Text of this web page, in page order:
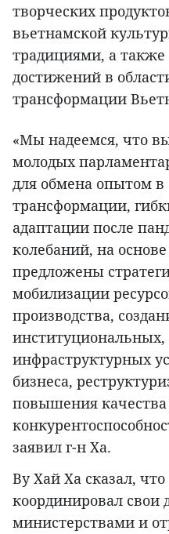
творческих
вьетнамской
традициями, а
достижений в
трансформации
«Мы надеемся, что
молодых
для обмена опытом в
трансформации,
адаптации после
колебаний, на основе
предложены
мобилизации
производства,
институциональных,
инфраструктурных
бизнеса,
повышения
заявил г-н Ха.
Ву Хай Ха сказал,
координировал свои
министерствами и